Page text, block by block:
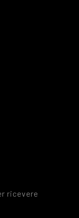
ricevere